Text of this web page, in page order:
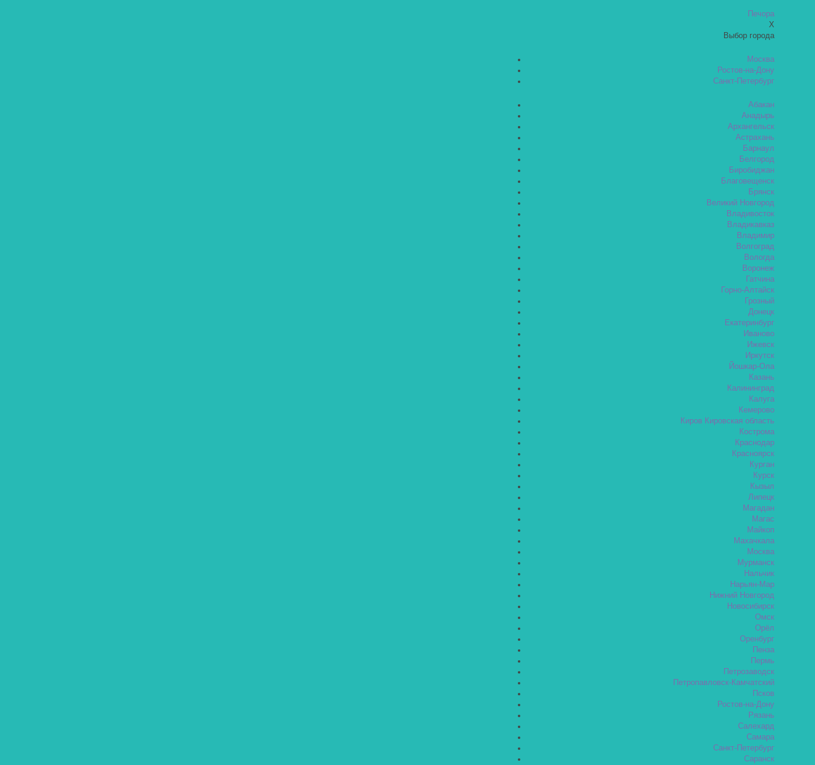
Печора
X
Выбор города
Москва
Ростов-на-Дону
Санкт-Петербург
Абакан
Анадырь
Архангельск
Астрахань
Барнаул
Белгород
Биробиджан
Благовещенск
Брянск
Великий Новгород
Владивосток
Владикавказ
Владимир
Волгоград
Вологда
Воронеж
Гатчина
Горно-Алтайск
Грозный
Донецк
Екатеринбург
Иваново
Ижевск
Иркутск
Йошкар-Ола
Казань
Калининград
Калуга
Кемерово
Киров Кировская область
Кострома
Краснодар
Красноярск
Курган
Курск
Кызыл
Липецк
Магадан
Магас
Майкоп
Махачкала
Москва
Мурманск
Нальчик
Нарьян-Мар
Нижний Новгород
Новосибирск
Омск
Орёл
Оренбург
Пенза
Пермь
Петрозаводск
Петропавловск-Камчатский
Псков
Ростов-на-Дону
Рязань
Салехард
Самара
Санкт-Петербург
Саранск